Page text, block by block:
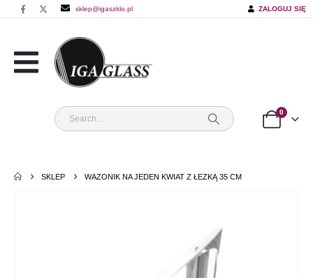
sklep@igaszklo.pl ZALOGUJ SIĘ
0
SKLEP WAZONIK NA JEDEN KWIAT Z ŁEZKĄ 35 CM